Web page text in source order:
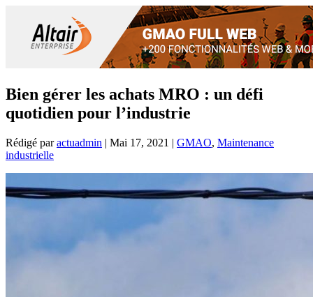
Bien gérer les achats MRO : un défi
quotidien pour l’industrie
Rédigé paractuadmin | Mai 17, 2021 | GMAO, Maintenance
industrielle